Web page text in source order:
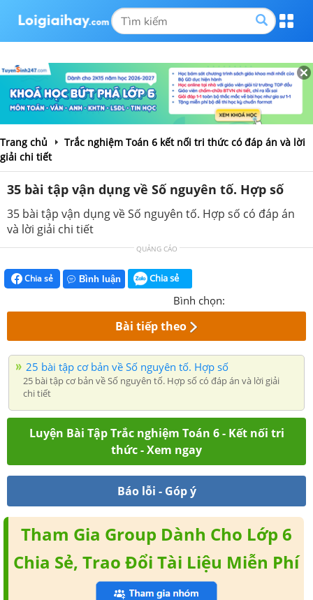
Trang chủ
Trắc nghiệm Toán 6 kết nối tri thức có đáp án và lời
giải chi tiết
35 bài tập vận dụng về Số nguyên tố. Hợp số
35 bài tập vận dụng về Số nguyên tố. Hợp số có đáp án
và lời giải chi tiết
QUẢNG CÁO
Chia sẻ Bình luận Chia sẻ
Bình chọn:
Bài tiếp theo
25 bài tập cơ bản về Số nguyên tố. Hợp số
25 bài tập cơ bản về Số nguyên tố. Hợp số có đáp án và lời giải
chi tiết
Luyện Bài Tập Trắc nghiệm Toán 6 - Kết nối tri
thức - Xem ngay
Báo lỗi - Góp ý
Tham Gia Group Dành Cho Lớp 6
Chia Sẻ, Trao Đổi Tài Liệu Miễn Phí